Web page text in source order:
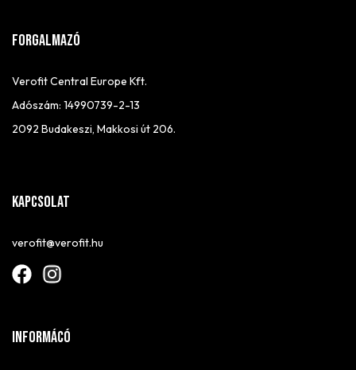
FORGALMAZÓ
Verofit Central Europe Kft.
Adószám: 14990739-2-13
2092 Budakeszi, Makkosi út 206.
Kapcsolat
verofit@verofit.hu
Informácó